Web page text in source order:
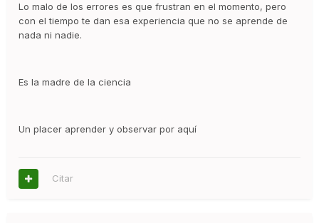
Lo malo de los errores es que frustran en el momento, pero
con el tiempo te dan esa experiencia que no se aprende de
nada ni nadie.
Es la madre de la ciencia
Un placer aprender y observar por aquí
Citar